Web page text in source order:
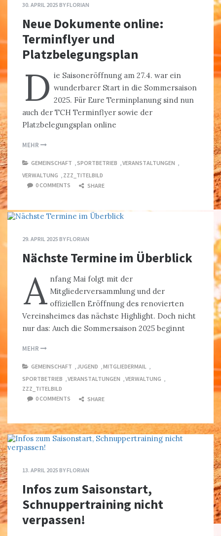
30. APRIL 2025 BYFLORIAN
Neue Dokumente online:
Terminflyer und
Platzbelegungsplan
D ie Saisoneröffnung am 27.4. war ein
wunderbarer Start in die Sommersaison
2025. Für Eure Terminplanung sind nun
auch der TCH Terminflyer sowie der
Platzbelegungsplan online
MEHR
GEMEINSCHAFT SPORTBETRIEB VERANSTALTUNGEN
VERWALTUNG
ZZZ_TITELBILD
0 COMMENTS
SHARE
29. APRIL 2025 BYFLORIAN
Nächste Termine im Überblick
A nfang Mai folgt mit der
Mitgliederversammlung und der
offiziellen Eröffnung des renovierten
Vereinsheimes das nächste Highlight. Doch nicht
nur das: Auch die Sommersaison 2025 beginnt
MEHR
GEMEINSCHAFT JUGEND MITGLIEDERMAIL
SPORTBETRIEB
VERANSTALTUNGEN VERWALTUNG
ZZZ_TITELBILD
0 COMMENTS
SHARE
13. APRIL 2025 BYFLORIAN
Infos zum Saisonstart,
Schnuppertraining nicht
verpassen!